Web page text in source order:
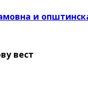
и
вест